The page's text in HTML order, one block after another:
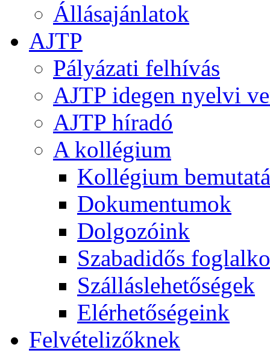
Állásajánlatok
AJTP
Pályázati felhívás
AJTP idegen nyelvi
AJTP híradó
A kollégium
Kollégium
Dokumentumok
Dolgozóink
Szabadidős
Szálláslehetőségek
Elérhetőségeink
Felvételizőknek